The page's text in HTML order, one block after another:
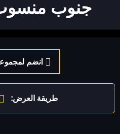
جنوب منسوب
انضم
طريقة العرض: